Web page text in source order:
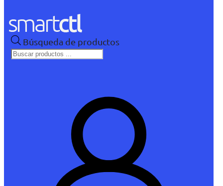
Búsqueda de productos